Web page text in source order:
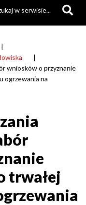
wniosków o przyznanie
ogrzewania na
trwałej